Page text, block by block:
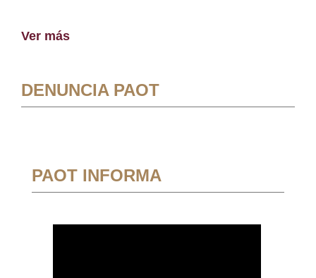
Ver más
DENUNCIA PAOT
PAOT INFORMA